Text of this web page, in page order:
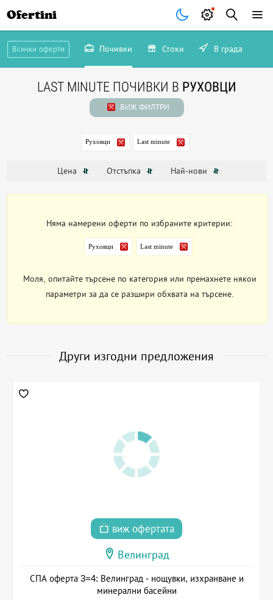
Ofertini
Всички оферти Почивки Стоки В града
LAST MINUTE ПОЧИВКИ В РУХОВЦИ
ВИЖ ФИЛТРИ
Руховци Last minute
Цена Отстъпка Най-нови
Няма намерени оферти по избраните критерии:
Руховци Last minute
Моля, опитайте търсене по категория или премахнете някои
параметри за да се разшири обхвата на търсене.
Други изгодни предложения
виж офертата
Велинград
СПА оферта 3=4: Велинград - нощувки, изхранване и
минерални басейни